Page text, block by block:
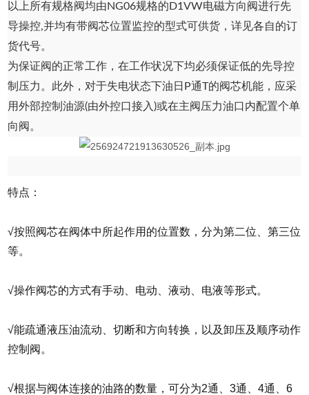
以上所有规格阀均由NG06规格的D1VW电磁方向阀进行先
导操控,并均有带阀芯位置监控的型式可供货，详见各自的订
货代号。
为保证阀的正常工作，在工作状况下均必须保证低的先导控
制压力。此外，对于失电状态下油日P通T的阀芯机能，应采
用外部控制油源(由外控口接入)或在主阀压力油口内配置个单
向阀。
特点：
√按照阀芯在阀体中所起作用的位置数，分为第二位、第三位
等。
√操作阀芯的方式有手动、电动、液动、电液等形式。
√能疏通液压油流动、切断和方向转换，以及卸压及顺序动作
控制阀。
√根据与阀体连接的油路的数量，可分为2通、3通、4通、6